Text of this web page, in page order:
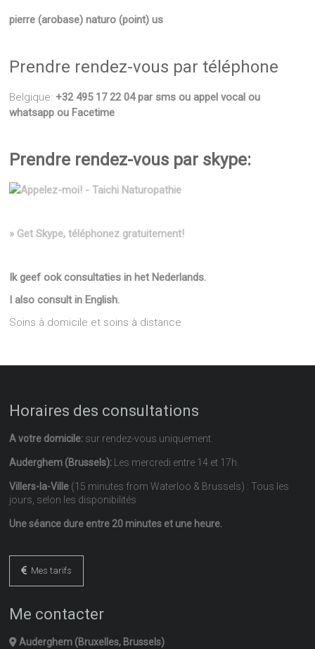
pierre (arobase) naturo (point) us
Prendre rendez-vous par téléphone
Belgique:+32 495 17 22 04 par sms ou appel vocal ou
whatsapp ou Facetime
Prendre rendez-vous par skype:
» Get Skype, téléphonez gratuitement!
Ik geef ook consultaties in het Nederlands.
I also consult in English.
Soins à domicile et soins à distance
Horaires des consultations
A votre domicile: sur rendez-vous uniquement.
Auderghem (Brussels): Les mercredi entre 14 et 17h.
Villers-la-Ville (15 minutes from Waterloo & Brussels) : Tous les
jours, selon les disponibilités
Une séance dure entre 20 minutes et une heure.
Mes tarifs
Me contacter
Auderghem (Bruxelles, Brussels)